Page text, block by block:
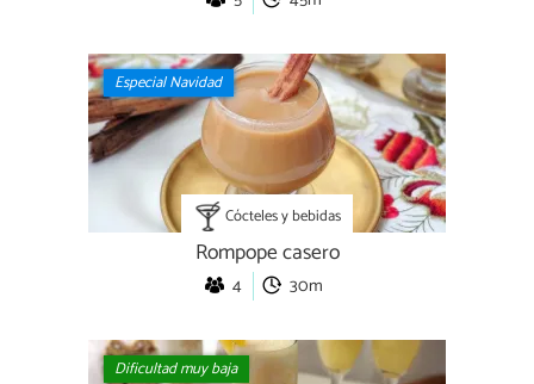
Especial Navidad
Cócteles y bebidas
Rompope casero
4 30m
Dificultad muy baja